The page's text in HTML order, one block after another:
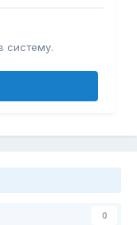
систему.
0